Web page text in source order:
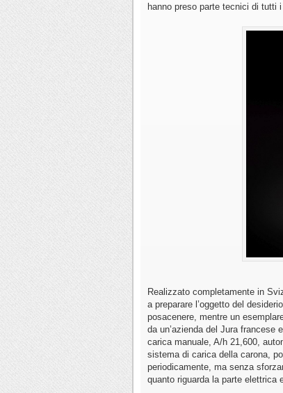
hanno preso parte tecnici di tutti
Realizzato completamente in
a preparare l’oggetto del
posacenere, mentre un
da un’azienda del Jura
carica manuale, A/h 21,600,
sistema di carica della carona,
periodicamente, ma senza
quanto riguarda la parte elettrica